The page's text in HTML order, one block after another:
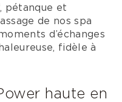
pétanque et
de nos spa
d’échanges
fidèle à
haute en